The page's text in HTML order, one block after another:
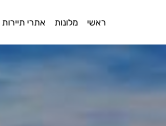
ראשי מלונות אתרי תיירות